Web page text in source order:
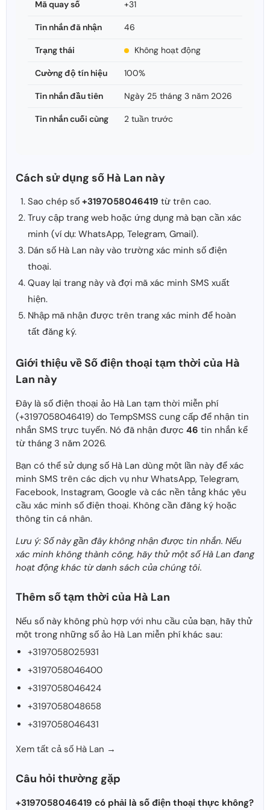
Mã quay số +31
Tin nhắn đã nhận 46
Trạng thái Không hoạt động
Cường độ tín hiệu 100%
Tin nhắn đầu tiên Ngày 25 tháng 3 năm 2026
Tin nhắn cuối cùng 2 tuần trước
Cách sử dụng số Hà Lan này
Sao chép số +3197058046419 từ trên cao.
Truy cập trang web hoặc ứng dụng mà bạn cần xác
minh (ví dụ: WhatsApp, Telegram, Gmail).
Dán số Hà Lan này vào trường xác minh số điện
thoại.
Quay lại trang này và đợi mã xác minh SMS xuất
hiện.
Nhập mã nhận được trên trang xác minh để hoàn
tất đăng ký.
Giới thiệu về Số điện thoại tạm thời của Hà
Lan này
Đây là số điện thoại ảo Hà Lan tạm thời miễn phí
(+3197058046419) do TempSMSS cung cấp để nhận tin
nhắn SMS trực tuyến. Nó đã nhận được 46 tin nhắn kể
từ tháng 3 năm 2026.
Bạn có thể sử dụng số Hà Lan dùng một lần này để xác
minh SMS trên các dịch vụ như WhatsApp, Telegram,
Facebook, Instagram, Google và các nền tảng khác yêu
cầu xác minh số điện thoại. Không cần đăng ký hoặc
thông tin cá nhân.
Lưu ý: Số này gần đây không nhận được tin nhắn. Nếu
xác minh không thành công, hãy thử một số Hà Lan đang
hoạt động khác từ danh sách của chúng tôi.
Thêm số tạm thời của Hà Lan
Nếu số này không phù hợp với nhu cầu của bạn, hãy thử
một trong những số ảo Hà Lan miễn phí khác sau:
+3197058025931
+3197058046400
+3197058046424
+3197058048658
+3197058046431
Xem tất cả số Hà Lan →
Câu hỏi thường gặp
+3197058046419 có phải là số điện thoại thực không?